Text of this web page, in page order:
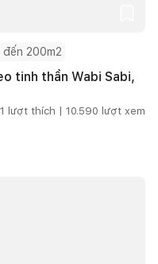
đến 200m2
tinh thần Wabi Sabi,
1 lượt thích | 10.590 lượt xem